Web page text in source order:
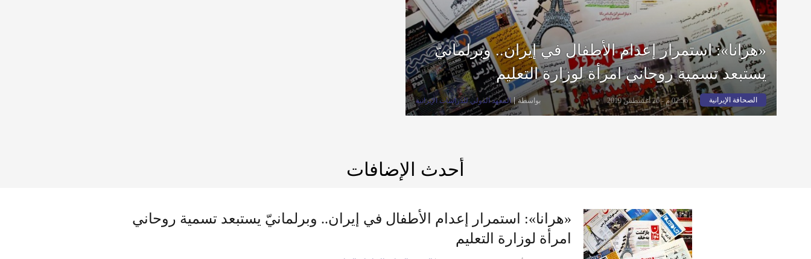
«هرانا»: استمرار إعدام الأطفال في إيران.. وبرلمانيّ
يستبعد تسمية روحاني امرأة لوزارة التعليم
الصحافة الإيرانية 02:56 م - 26 أغسطس 2019 بواسطة المعهد الدولي للدراسات الإيرانية
أحدث الإضافات
«هرانا»: استمرار إعدام الأطفال في إيران.. وبرلمانيّ يستبعد تسمية روحاني
امرأة لوزارة التعليم